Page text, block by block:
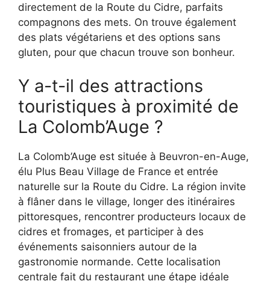
directement de la Route du Cidre, parfaits
compagnons des mets. On trouve également
des plats végétariens et des options sans
gluten, pour que chacun trouve son bonheur.
Y a-t-il des attractions
touristiques à proximité de
La Colomb’Auge ?
La Colomb’Auge est située à Beuvron-en-Auge,
élu Plus Beau Village de France et entrée
naturelle sur la Route du Cidre. La région invite
à flâner dans le village, longer des itinéraires
pittoresques, rencontrer producteurs locaux de
cidres et fromages, et participer à des
événements saisonniers autour de la
gastronomie normande. Cette localisation
centrale fait du restaurant une étape idéale